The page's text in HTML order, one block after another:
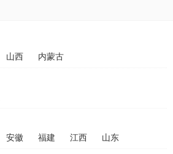
山西 内蒙古
安徽 福建 江西 山东